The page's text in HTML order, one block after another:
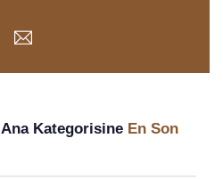
Ana Kategorisine En Son